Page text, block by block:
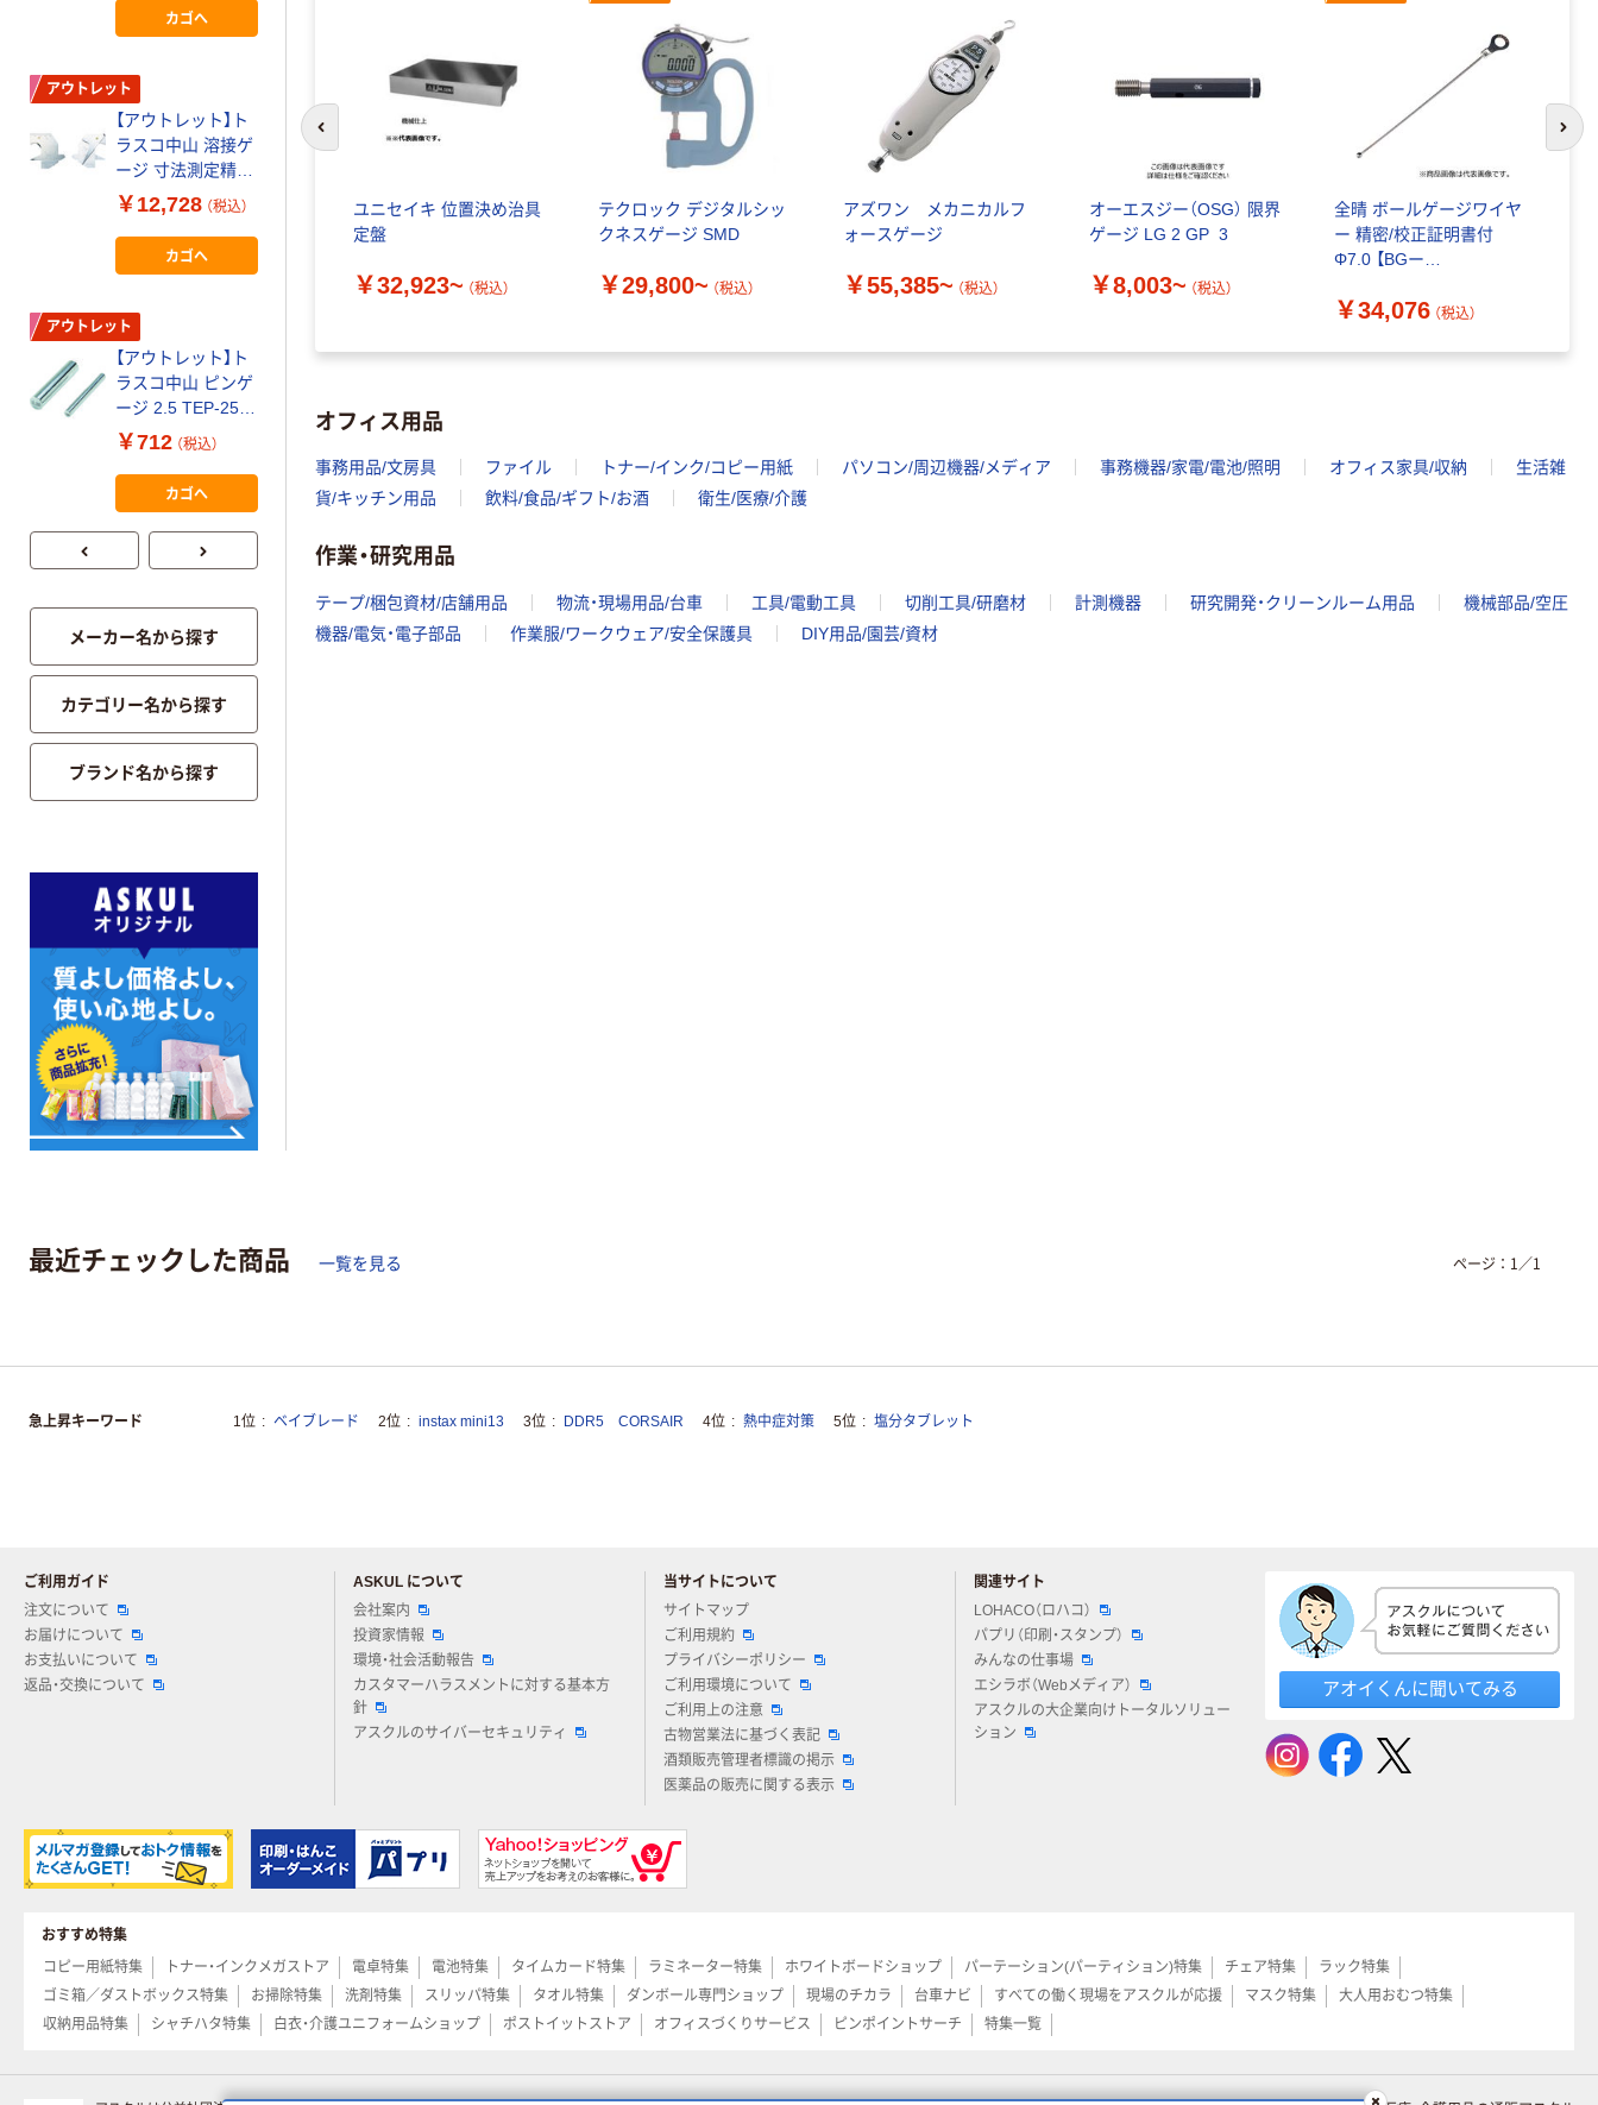
ユニセイキ 位置決め治具
定盤
￥32,923~ （税込）
テクロック デジタルシッ
クネスゲージ SMD
￥29,800~ （税込）
アズワン メカニカルフ
ォースゲージ
￥55,385~ （税込）
オーエスジー（OSG） 限界
ゲージ LG 2 GP_3
￥8,003~ （税込）
全晴 ボールゲージワイヤ
ー 精密/校正証明書付
Φ7.0 【BGー
WA070H_kousei 1本（直送
￥34,076 （税込）
前のスライドへ 次
オフィス用品
事務用品/文房具 ファイル トナー/インク/コピー用紙 パソコン/周辺機器/メディア 事務機器/家電/電池/照明 オフィス家具/収納
生活雑
貨/キッチン用品
飲料/食品/ギフト/お酒 衛生/医療/介護
作業・研究用品
テープ/梱包資材/店舗用品 物流・現場用品/台車 工具/電動工具 切削工具/研磨材 計測機器 研究開発・クリーンルーム用品
機械部品/空圧
機器/電気・電子部品
作業服/ワークウェア/安全保護具 DIY用品/園芸/資材
カゴへ
アウトレット
【アウトレット】ト
ラスコ中山 溶接ゲ
ージ 寸法測定精度
±0.2 TWG-2 1個
229-7337
￥12,728 （税込）
カゴへ
アウトレット
【アウトレット】ト
ラスコ中山 ピンゲ
ージ 2.5 TEP-250
1本 115-9375
￥712 （税込）
カゴへ
【アウトレット】ク
ロバー ケガキゲー
￥749 （税込）
【アウトレット】シ
カットゲージ
58695 1個
カゴへ
【アウトレット】ト
ラスコ中山 溶接ゲ
ージ 寸法測定精度
229-7337
￥12,728 （税込）
【アウトレット】ト
カゴへ
メーカー名から探す
カテゴリー名から探す
ブランド名から探す
最近チェックした商品 一覧を見る ページ： 1 ／1
急上昇キーワード 1位 ベイブレード 2位 instax mini13 3位 DDR5 CORSAIR 4位 熱中症対策 5位 塩分タブレット
ご利用ガイド
注文について
お届けについて
お支払いについて
返品・交換について
ASKUL について
会社案内
投資家情報
環境・社会活動報告
カスタマーハラスメントに対する基本方
針
アスクルのサイバーセキュリティ
当サイトについて
サイトマップ
ご利用規約
プライバシーポリシー
ご利用環境について
ご利用上の注意
古物営業法に基づく表記
酒類販売管理者標識の掲示
医薬品の販売に関する表示
関連サイト
LOHACO（ロハコ）
パプリ（印刷・スタンプ）
みんなの仕事場
エシラボ（Webメディア）
アスクルの大企業向けトータルソリュー
ション
アオイくんに聞いてみる
おすすめ特集
コピー用紙特集
トナー・インクメガストア 電卓特集 電池特集 タイムカード特集 ラミネーター特集 ホワイトボードショップ パーテーション(パーティション)特集 チェア特集
ラック特集
ゴミ箱／ダストボックス特集
お掃除特集 洗剤特集 スリッパ特集 タオル特集 ダンボール専門ショップ 現場のチカラ 台車ナビ すべての働く現場をアスクルが応援 マスク特集
大人用おむつ特集
収納用品特集
シャチハタ特集 白衣・介護ユニフォームショップ ポストイットストア オフィスづくりサービス ピンポイントサーチ 特集一覧